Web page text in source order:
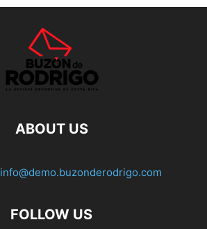
ABOUT US
info@demo.buzonderodrigo.com
FOLLOW US